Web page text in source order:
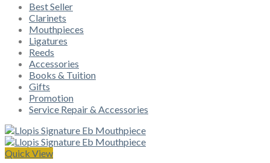
Best Seller
Clarinets
Mouthpieces
Ligatures
Reeds
Accessories
Books & Tuition
Gifts
Promotion
Service Repair & Accessories
Quick View